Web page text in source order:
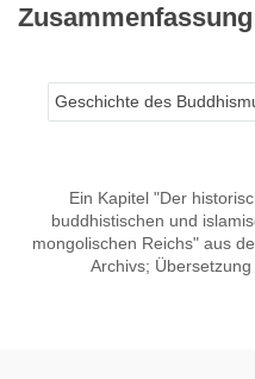
Zusammenfassung
Geschichte des
Ein Kapitel "Der
buddhistischen und
mongolischen Reichs" aus
Archivs; Übersetzung